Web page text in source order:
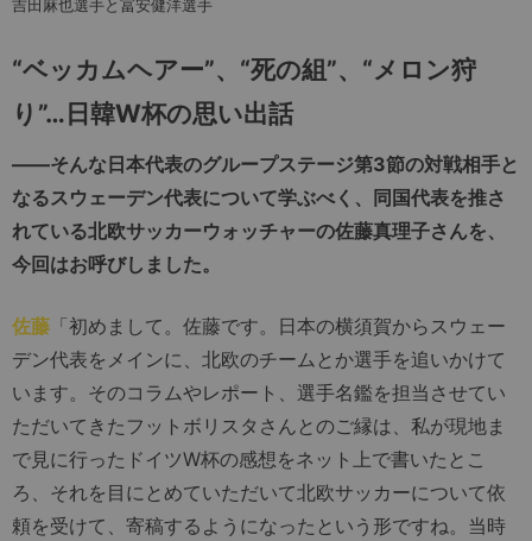
吉田麻也選手と冨安健洋選手
“ベッカムヘアー”、“死の組”、“メロン狩
り”…日韓W杯の思い出話
――そんな日本代表のグループステージ第3節の対戦相手と
なるスウェーデン代表について学ぶべく、同国代表を推さ
れている北欧サッカーウォッチャーの佐藤真理子さんを、
今回はお呼びしました。
佐藤 「初めまして。佐藤です。日本の横須賀からスウェー
デン代表をメインに、北欧のチームとか選手を追いかけて
います。そのコラムやレポート、選手名鑑を担当させてい
ただいてきたフットボリスタさんとのご縁は、私が現地ま
で見に行ったドイツW杯の感想をネット上で書いたとこ
ろ、それを目にとめていただいて北欧サッカーについて依
頼を受けて、寄稿するようになったという形ですね。当時